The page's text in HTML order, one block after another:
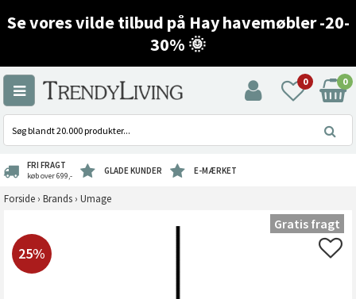
Se vores vilde tilbud på Hay havemøbler -20-
30% 🌞
0 0
FRI FRAGT
køb over 699,- GLADE KUNDER E-MÆRKET
Forside › Brands › Umage
25%
Gratis fragt